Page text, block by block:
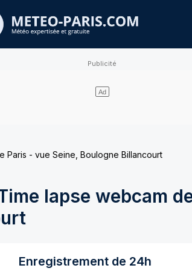
Paris - vue Seine, Boulogne Billancourt
lapse webcam
Enregistrement de 24h